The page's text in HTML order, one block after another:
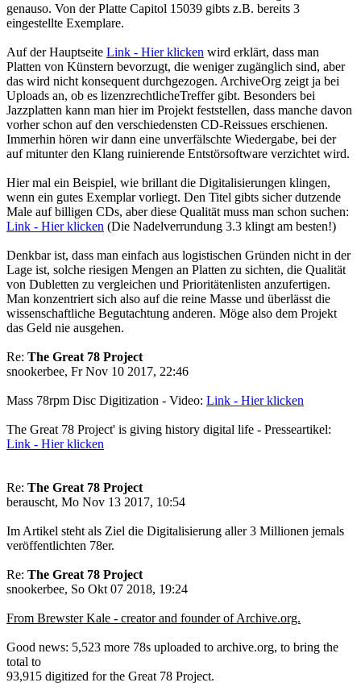
genauso. Von der Platte Capitol 15039 gibts z.B. bereits 3
eingestellte Exemplare.
Auf der Hauptseite Link - Hier klicken wird erklärt, dass man
Platten von Künstern bevorzugt, die weniger zugänglich sind, aber
das wird nicht konsequent durchgezogen. ArchiveOrg zeigt ja bei
Uploads an, ob es lizenzrechtlicheTreffer gibt. Besonders bei
Jazzplatten kann man hier im Projekt feststellen, dass manche davon
vorher schon auf den verschiedensten CD-Reissues erschienen.
Immerhin hören wir dann eine unverfälschte Wiedergabe, bei der
auf mitunter den Klang ruinierende Entstörsoftware verzichtet wird.
Hier mal ein Beispiel, wie brillant die Digitalisierungen klingen,
wenn ein gutes Exemplar vorliegt. Den Titel gibts sicher dutzende
Male auf billigen CDs, aber diese Qualität muss man schon suchen:
Link - Hier klicken (Die Nadelverrundung 3.3 klingt am besten!)
Denkbar ist, dass man einfach aus logistischen Gründen nicht in der
Lage ist, solche riesigen Mengen an Platten zu sichten, die Qualität
von Dubletten zu vergleichen und Prioritätenlisten anzufertigen.
Man konzentriert sich also auf die reine Masse und überlässt die
wissenschaftliche Begutachtung anderen. Möge also dem Projekt
das Geld nie ausgehen.
Re: The Great 78 Project
snookerbee, Fr Nov 10 2017, 22:46
Mass 78rpm Disc Digitization - Video: Link - Hier klicken
The Great 78 Project' is giving history digital life - Presseartikel:
Link - Hier klicken
Re: The Great 78 Project
berauscht, Mo Nov 13 2017, 10:54
Im Artikel steht als Ziel die Digitalisierung aller 3 Millionen jemals
veröffentlichten 78er.
Re: The Great 78 Project
snookerbee, So Okt 07 2018, 19:24
From Brewster Kale - creator and founder of Archive.org.
Good news: 5,523 more 78s uploaded to archive.org, to bring the
total to
93,915 digitized for the Great 78 Project.